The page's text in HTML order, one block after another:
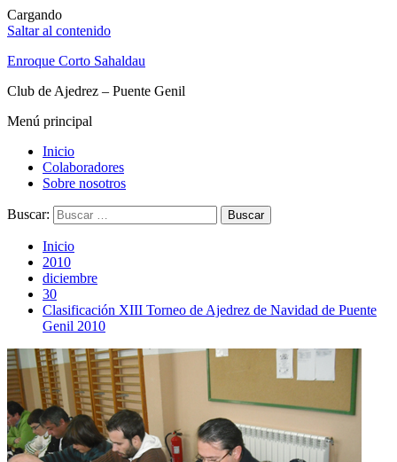
Cargando
Saltar al contenido
Enroque Corto Sahaldau
Club de Ajedrez – Puente Genil
Menú principal
Inicio
Colaboradores
Sobre nosotros
Buscar:
Inicio
2010
diciembre
30
Clasificación XIII Torneo de Ajedrez de Navidad de Puente
Genil 2010